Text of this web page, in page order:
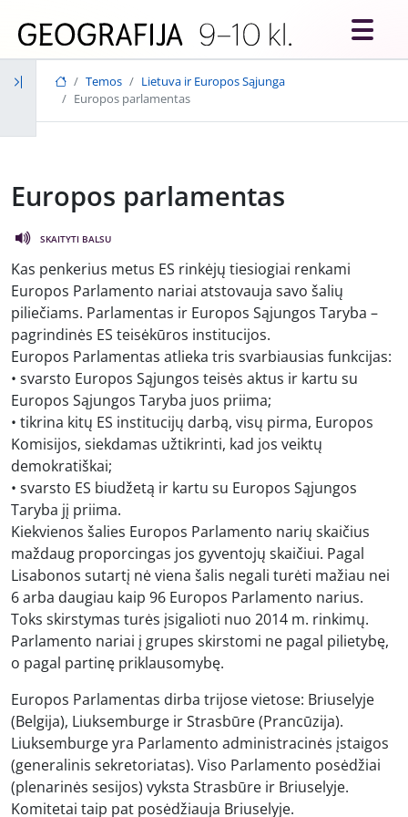
Temos
Lietuva ir Europos Sąjunga
Europos parlamentas
Europos parlamentas
SKAITYTI BALSU
Kas penkerius metus ES rinkėjų tiesiogiai renkami
Europos Parlamento nariai atstovauja savo šalių
piliečiams. Parlamentas ir Europos Sąjungos Taryba –
pagrindinės ES teisėkūros institucijos.
Europos Parlamentas atlieka tris svarbiausias funkcijas:
• svarsto Europos Sąjungos teisės aktus ir kartu su
Europos Sąjungos Taryba juos priima;
• tikrina kitų ES institucijų darbą, visų pirma, Europos
Komisijos, siekdamas užtikrinti, kad jos veiktų
demokratiškai;
• svarsto ES biudžetą ir kartu su Europos Sąjungos
Taryba jį priima.
Kiekvienos šalies Europos Parlamento narių skaičius
maždaug proporcingas jos gyventojų skaičiui. Pagal
Lisabonos sutartį nė viena šalis negali turėti mažiau nei
6 arba daugiau kaip 96 Europos Parlamento narius.
Toks skirstymas turės įsigalioti nuo 2014 m. rinkimų.
Parlamento nariai į grupes skirstomi ne pagal pilietybę,
o pagal partinę priklausomybę.
Europos Parlamentas dirba trijose vietose: Briuselyje
(Belgija), Liuksemburge ir Strasbūre (Prancūzija).
Liuksemburge yra Parlamento administracinės įstaigos
(generalinis sekretoriatas). Viso Parlamento posėdžiai
(plenarinės sesijos) vyksta Strasbūre ir Briuselyje.
Komitetai taip pat posėdžiauja Briuselyje.